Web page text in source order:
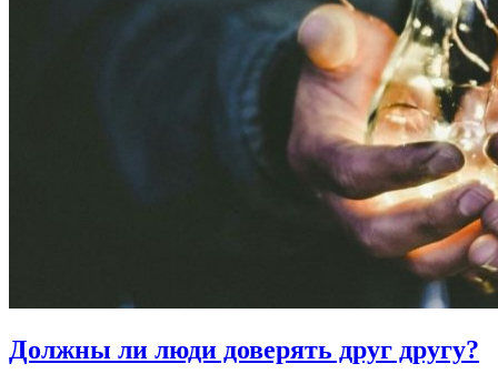
Должны ли люди доверять друг другу?